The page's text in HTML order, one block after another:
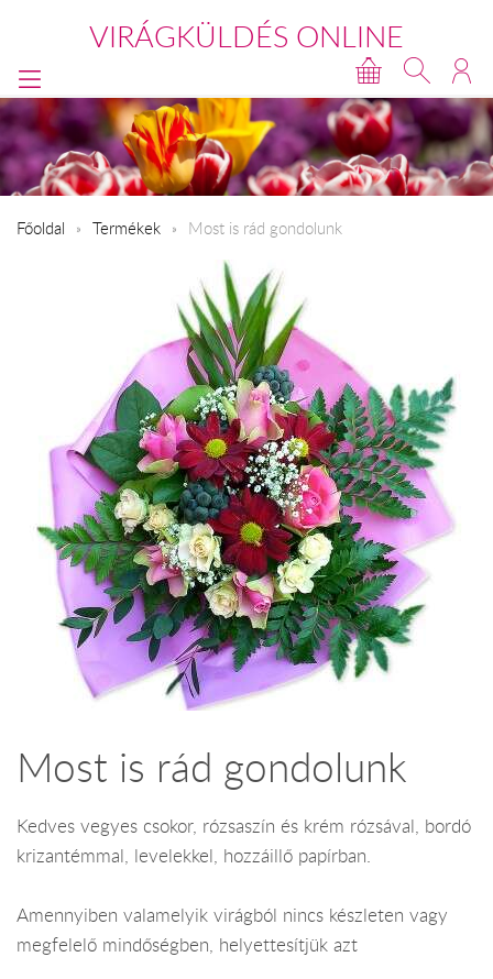
VIRÁGKÜLDÉS ONLINE
Főoldal Termékek Most is rád gondolunk
Most is rád gondolunk
Kedves vegyes csokor, rózsaszín és krém rózsával, bordó
krizantémmal, levelekkel, hozzáillő papírban.
Amennyiben valamelyik virágból nincs készleten vagy
megfelelő mindőségben, helyettesítjük azt